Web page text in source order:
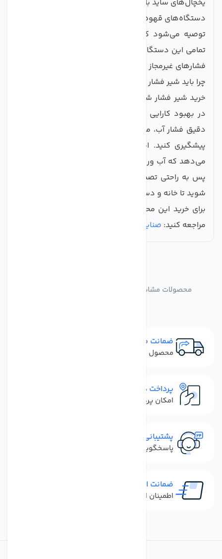
یخچال‌های ساید بای ساید
دستگاه‌های قهوه ساز و چای ساز
توصیه می‌شود که این شیر در مسیر لوله ورودی به
تمامی این دستگاه‌ها نصب شود تا از آسیب‌های ناشی از
فشار‌های غیرمجاز جلوگیری گردد.
چرا باید شیر فشار شکن قابل تنظیم تکومن را بخرید؟
خرید شیر فشار شکن تکومن یک سرمایه‌گذاری هوشمند
در بهبود کارایی و عمر دستگاه‌های شماست. با کنترل
دقیق فشار آب، می‌توانید از هزینه‌های ناشی از تعمیرات
پیشگیری کنید. این شیر قابل تنظیم به شما اطمینان
می‌دهد که آب ورودی همواره در حد مطلوب باقی بماند.
پس به راحتی تصمیم بگیرید و از خرید این شیر مطمئن
شوید تا خانه و دستگاه‌های شما در امان بمانند.
برای خرید این محصول و اطلاعات بیشتر به وب‌سایت ما
مراجعه کنید: صنایع تصفیه آب ماهان
محصولات مشابه شیر فشار شکن قابل تنظیم تکومن
ضمانت مرجوعی
محصول نباید آسیب دیده باشد
پرداخت در محل
امکان پرداخت کل فاکتور در محل
پشتیبانی سریع
پاسخگویی سریع به تماس‌ها و پیام‌ها
ضمانت اصل بودن کالا
اطمینان از خرید کالای اورجینال